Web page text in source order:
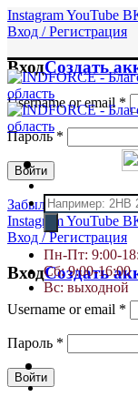
InstagramYouTube
Вход / Регистрация
ВходСоздать
Username or email *
Пароль*
Войти
Забыли пароль?
InstagramYouTube
Вход / Регистрация
ВходСоздать
Username or email *
Пароль *
Войти
Поиск
товаров
Пн-Пт: 9:00-
Сб: 9:00-16:00
Вс: выходной